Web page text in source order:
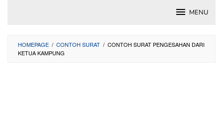
MENU
HOMEPAGE / CONTOH SURAT / CONTOH SURAT PENGESAHAN DARI
KETUA KAMPUNG